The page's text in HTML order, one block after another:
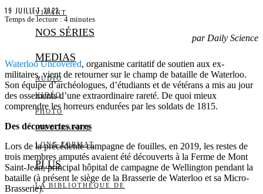
VIVANT
NOS SÉRIES
MEDIAS
AUDIO
VIDÉO
PHOTO
INFOGRAPHIE
LONG FORMAT
PLUS
LA BIBLIOTHÈQUE DE
19 JUILLET 2022
Temps de lecture : 4 minutes
par Daily Science
Waterloo Uncovered, organisme caritatif de soutien aux ex-
militaires, vient de retourner sur le champ de bataille de Waterloo.
Son équipe d’archéologues, d’étudiants et de vétérans a mis au jour
des ossements d’une extraordinaire rareté. De quoi mieux
comprendre les horreurs endurées par les soldats de 1815.
Des découvertes rares
Lors de la précédente campagne de fouilles, en 2019, les restes de
trois membres amputés avaient été découverts à la Ferme de Mont
Saint-Jean, principal hôpital de campagne de Wellington pendant la
bataille (à présent le siège de la Brasserie de Waterloo et sa Micro-
Brasserie).